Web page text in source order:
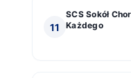
11
SCS Sokół
Każdego